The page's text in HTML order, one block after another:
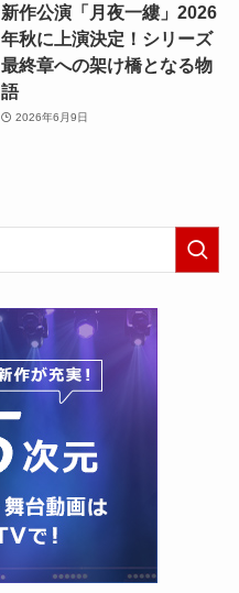
新作公演「月夜一縷」2026
年秋に上演決定！シリーズ
最終章への架け橋となる物
語
2026年6月9日